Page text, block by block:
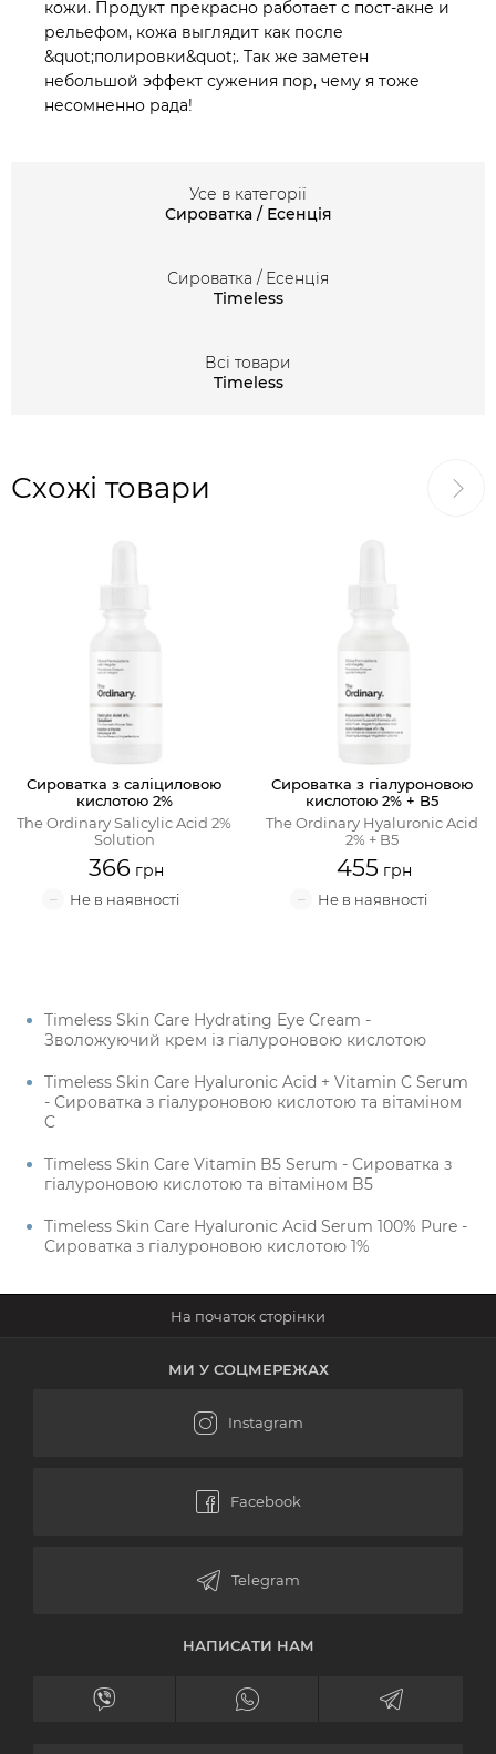
кожи. Продукт прекрасно работает с пост-акне и
рельефом, кожа выглядит как после
&quot;полировки&quot;. Так же заметен
небольшой эффект сужения пор, чему я тоже
несомненно рада!
Усе в категорії
Сироватка / Есенція
Сироватка / Есенція
Timeless
Всі товари
Timeless
Схожі товари
Сироватка з саліциловою
кислотою 2%
The Ordinary Salicylic Acid 2%
Solution
366
Сироватка з гіалуроновою
кислотою 2% + B5
The Ordinary Hyaluronic Acid
2% + B5
455
Timeless Skin Care Hydrating Eye Cream -
Зволожуючий крем із гіалуроновою кислотою
Timeless Skin Care Hyaluronic Acid + Vitamin C Serum
- Сироватка з гіалуроновою кислотою та вітаміном
C
Timeless Skin Care Vitamin B5 Serum - Сироватка з
гіалуроновою кислотою та вітаміном B5
Timeless Skin Care Hyaluronic Acid Serum 100% Pure -
Сироватка з гіалуроновою кислотою 1%
МИ У СОЦМЕРЕЖАХ
НАПИСАТИ НАМ